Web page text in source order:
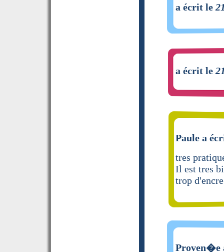
a écrit le
a écrit le
Paule a
tres
Il est tres
trop d'encre
Proven�e